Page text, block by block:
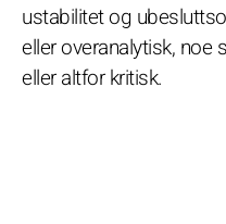
ustabilitet og
eller overanalytisk, noe
eller altfor kritisk.